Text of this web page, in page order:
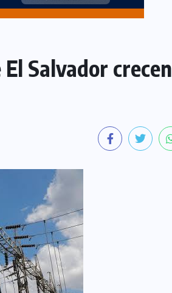
Salvador crecen